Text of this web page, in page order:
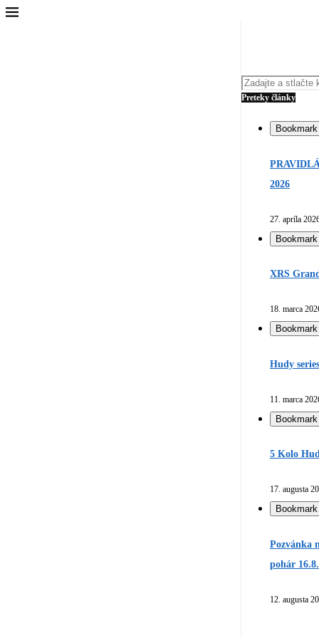
Preteky články
Bookmark
2026
27. apríla
Bookmark
XRS
18. marca
Bookmark
Hudy
11. marca
Bookmark
5 Kolo
17. augusta
Bookmark
Pozvánka
pohár
12. augusta